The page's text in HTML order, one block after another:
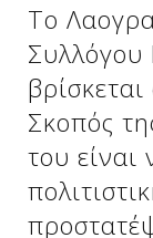
Δείτε
Το
Σκοπός
του είναι